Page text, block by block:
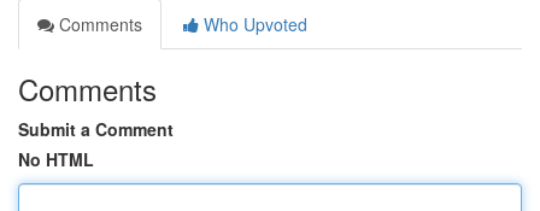
Comments
Who Upvoted
Comments
Submit a Comment
No HTML